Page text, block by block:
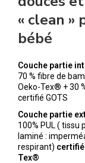
« clean »
bébé
Couche partie
70 % fibre de
Oeko-Tex® + 30
certifié GOTS
Couche partie
100% PUL ( tissu
laminé :
respirant)
Tex®